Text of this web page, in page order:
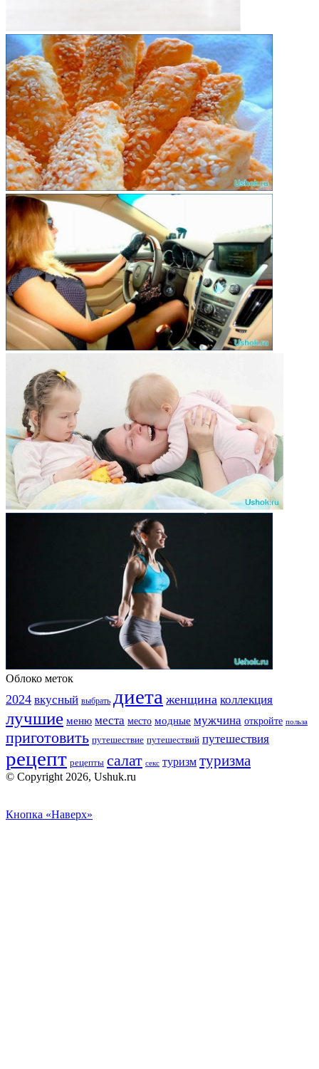
Облоко меток
2024 вкусный выбрать диета женщина коллекция
лучшие меню места место модные мужчина откройте польза
приготовить путешествие путешествий путешествия
рецепт рецепты салат секс туризм туризма
© Copyright 2026, Ushuk.ru
Кнопка «Наверх»